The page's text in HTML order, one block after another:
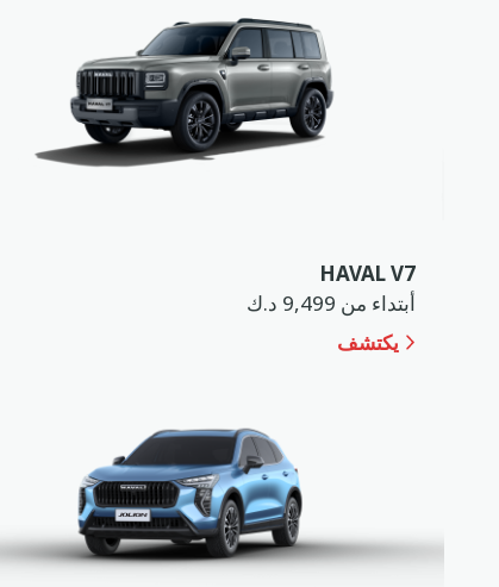
HAVAL V7
أبتداء من 9,499 د.ك
يكتشف